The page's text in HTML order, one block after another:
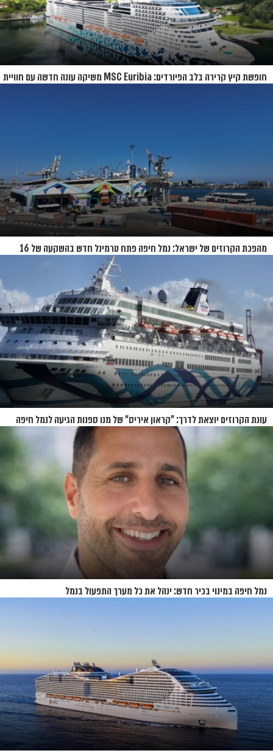
חופשת קיץ קרירה בלב הפיורדים: MSC Euribia משיקה עונה חדשה עם חוויית
מהפכת הקרוזים של ישראל: נמל חיפה פתח טרמינל חדש בהשקעה של 16
עונת הקרוזים יוצאת לדרך: "קראון איריס" של מנו ספנות הגיעה לנמל חיפה
נמל חיפה במינוי בכיר חדש: ינהל את כל מערך התפעול בנמל